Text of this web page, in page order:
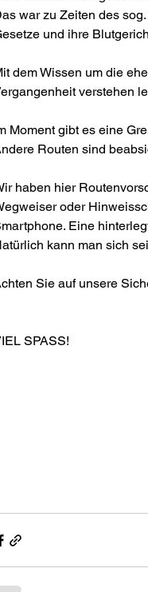
war zu Zeiten des
und ihre
dem Wissen um die
verstehen
Moment gibt es eine
Routen sind
haben hier
oder
Eine
kann man sich
Sie auf unsere
SPASS!